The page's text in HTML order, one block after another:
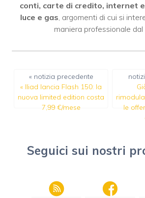
conti, carte di credito, internet
luce e gas, argomenti di cui si
maniera professionale
« notizia precedente
« Iliad lancia Flash 150: la
nuova limited edition costa
7,99 €/mese
le
Seguici sui nostri